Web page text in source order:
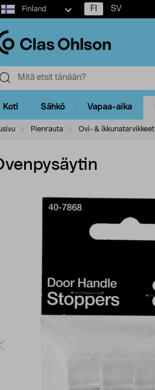
Finland FI SV
Koti Sähkö Vapaa-aika
Pienrauta Ovi- & ikkunatarvikkeet